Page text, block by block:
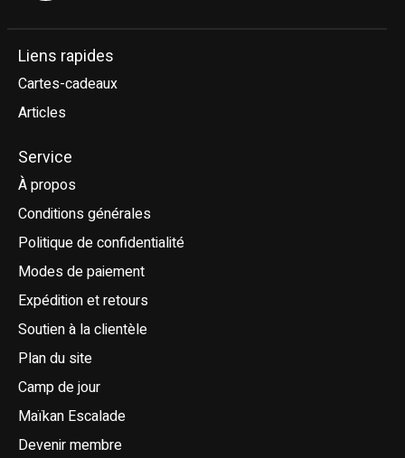
Liens rapides
Cartes-cadeaux
Articles
Service
À propos
Conditions générales
Politique de confidentialité
Modes de paiement
Expédition et retours
Soutien à la clientèle
Plan du site
Camp de jour
Maïkan Escalade
Devenir membre